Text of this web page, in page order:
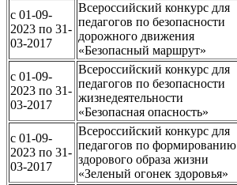
c 01-09-
2023 по 31-
03-2017
Всероссийский конкурс для
педагогов по безопасности
дорожного движения
«Безопасный маршрут»
c 01-09-
2023 по 31-
03-2017
Всероссийский конкурс для
педагогов по безопасности
жизнедеятельности
«Безопасная опасность»
c 01-09-
2023 по 31-
03-2017
Всероссийский конкурс для
педагогов по формированию
здорового образа жизни
«Зеленый огонек здоровья»